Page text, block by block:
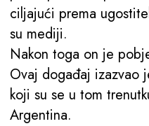
ciljajući prema
su mediji.
Nakon toga on je
Ovaj događaj izazvao
koji su se u tom
Argentina.